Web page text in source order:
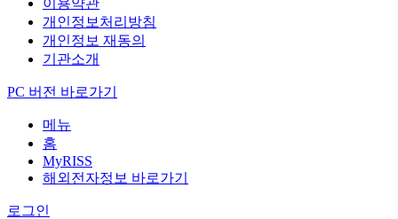
개인정보처리방침
개인정보 재동의
기관소개
PC 버전 바로가기
메뉴
홈
MyRISS
해외전자정보 바로가기
로그인